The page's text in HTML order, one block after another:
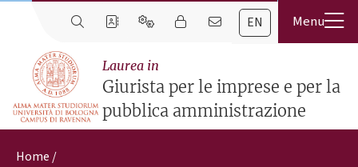
EN
Laurea in
Giurista per le imprese e per la
pubblica amministrazione
Home